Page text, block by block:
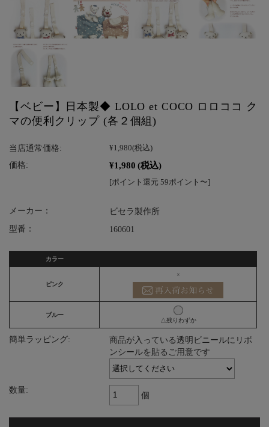
【ベビー】日本製◆ LOLO et COCO ロロココ ク
マの便利クリップ (各２個組)
当店通常価格: ¥1,980(税込)
価格: ¥1,980 (税込)
[ポイント還元 59ポイント〜]
メーカー：
ビセラ製作所
型番：
160601
カラー
ピンク
×
ブルー
△残りわずか
簡単ラッピング:
商品が入っている透明ビニールにリボ
ンシールを貼るご用意です
数量:
個